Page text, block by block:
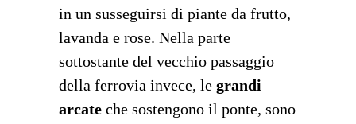
in un susseguirsi di piante da frutto,
lavanda e rose. Nella parte
sottostante del vecchio passaggio
della ferrovia invece, le grandi
arcate che sostengono il ponte, sono